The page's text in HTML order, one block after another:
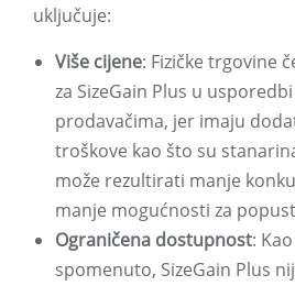
uključuje:
Više cijene: Fizičke trgovine
za SizeGain Plus u
prodavačima, jer imaju
troškove kao što su
može rezultirati manje
manje mogućnosti za
Ograničena dostupnost:
spomenuto, SizeGain Plus